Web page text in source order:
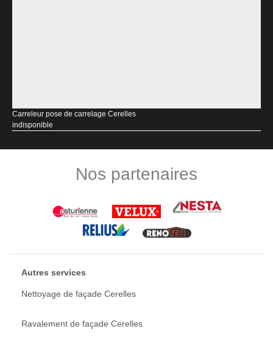
Carreleur pose de carrelage Cerelles
indisponible
Nos partenaires
Autres services
Nettoyage de façade Cerelles
Ravalement de façade Cerelles